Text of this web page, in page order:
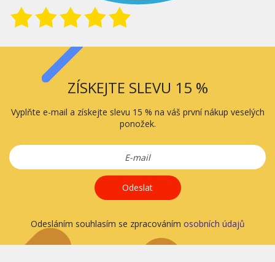
ZÍSKEJTE SLEVU 15 %
Vyplňte e-mail a získejte slevu 15 % na váš první nákup veselých
ponožek.
Odeslat
Odesláním souhlasím se zpracováním osobních údajů